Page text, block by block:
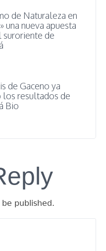
de Naturaleza en
una nueva apuesta
suroriente de
de Gaceno ya
los resultados de
Bio
published.